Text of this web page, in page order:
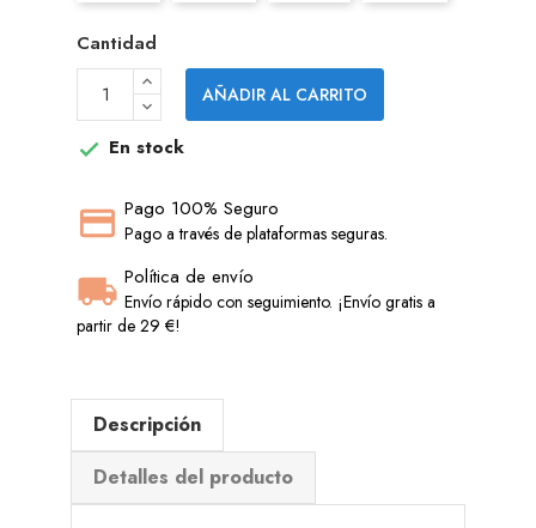
Cantidad
AÑADIR AL CARRITO
 En stock
Pago 100% Seguro
Pago a través de plataformas seguras.
Política de envío
Envío rápido con seguimiento. ¡Envío gratis a
partir de 29 €!
Descripción
Detalles del producto